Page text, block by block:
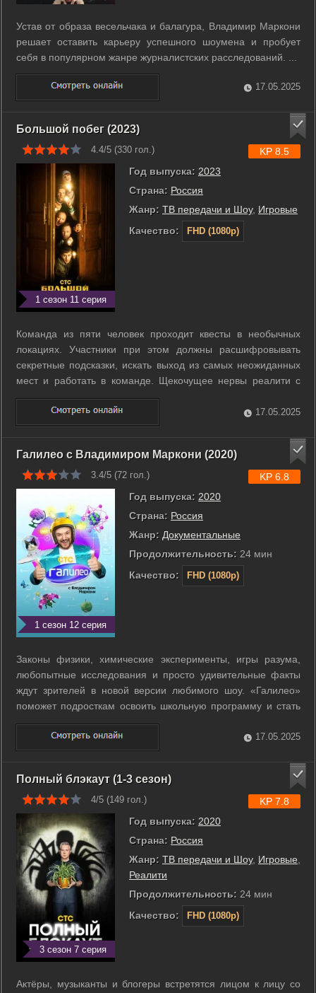
Устав от образа весельчака и балагура, Владимир Маркони
решает оставить карьеру успешного шоумена и пробует
себя в популярном жанре журналистских расследований. ...
17.05.2025
Большой побег (2023)
4.4/5 (330 гол.)
1 сезон 11 серия
Год выпуска: 2023
Страна: Россия
Жанр: ТВ передачи и Шоу, Игровые
Качество:
FHD (1080p)
KP 8.5
Команда из пяти человек проходит квесты в необычных
локациях. Участники при этом должны расшифровывать
секретные подсказки, искать выход из самых неожиданных
мест и работать в команде. Щекочущее нервы реалити с
Эльдаром Джараховым. ...
17.05.2025
Галилео с Владимиром Маркони (2020)
3.4/5 (72 гол.)
1 сезон 12 серия
Год выпуска: 2020
Страна: Россия
Жанр: Документальные
Продолжительность: 24 мин
Качество:
FHD (1080p)
KP 6.8
Законы физики, химические эксперименты, игры разума,
любопытные исследования и просто удивительные факты
ждут зрителей в новой версии любимого шоу. «Галилео»
поможет подросткам освоить школьную программу и стать
звездой ЕГЭ, а их родителям - узнать ответы на
любопытные вопросы об окружающем мире. ...
17.05.2025
Полный блэкаут (1-3 сезон)
4/5 (149 гол.)
3 сезон 7 серия
Год выпуска: 2020
Страна: Россия
Жанр: ТВ передачи и Шоу, Игровые,
Реалити
Продолжительность: 24 мин
Качество:
FHD (1080p)
KP 7.8
Актёры, музыканты и блогеры встретятся лицом к лицу со